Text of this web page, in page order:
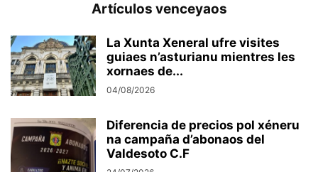
Artículos venceyaos
La Xunta Xeneral ufre visites
guiaes n’asturianu mientres les
xornaes de...
04/08/2026
Diferencia de precios pol xéneru
na campaña d’abonaos del
Valdesoto C.F